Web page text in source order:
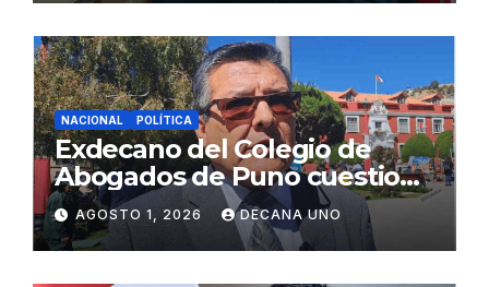
NACIONAL POLÍTICA
Exdecano del Colegio de
Abogados de Puno cuestiona
propuestas sobre seguridad
ciudadana
AGOSTO 1, 2026 DECANA UNO